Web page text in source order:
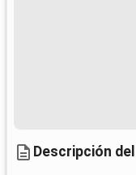
Descripción